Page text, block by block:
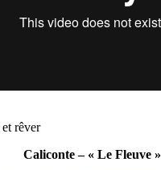
et rêver
Caliconte – « Le Fleuve »